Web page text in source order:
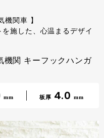
機関車 】
施した、心温まるデザイ
機関 キーフックハンガ
mm 板厚 4.0 mm